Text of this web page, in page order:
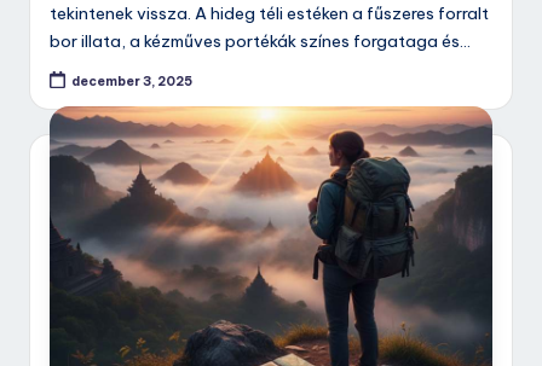
tekintenek vissza. A hideg téli estéken a fűszeres forralt
bor illata, a kézműves portékák színes forgataga és…
december 3, 2025